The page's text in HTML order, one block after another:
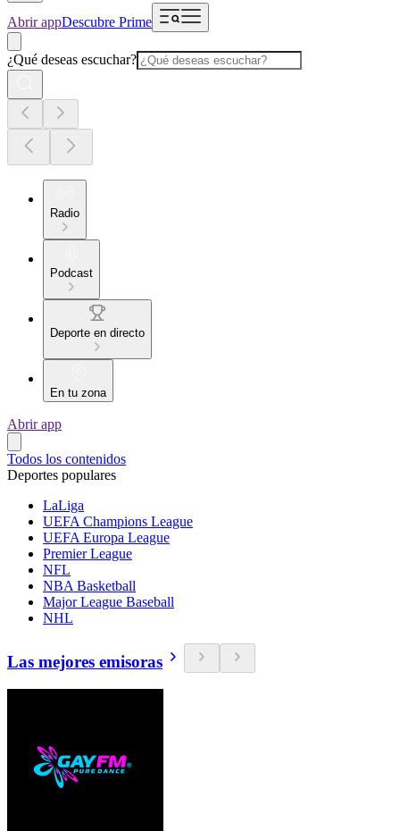
Abrir appDescubre Prime
¿Qué deseas escuchar?
Radio
Podcast
Deporte en directo
En tu zona
Abrir app
Todos los contenidos
Deportes populares
LaLiga
UEFA Champions League
UEFA Europa League
Premier League
NFL
NBA Basketball
Major League Baseball
NHL
Las mejores emisoras